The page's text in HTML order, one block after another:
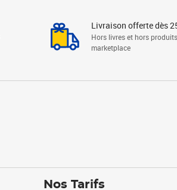
Livraison offerte dès
Hors livres et hors produits
marketplace
Nos Tarifs